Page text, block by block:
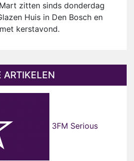
zitten sinds donderdag
Huis in Den Bosch en
kerstavond.
ARTIKELEN
3FM Serious